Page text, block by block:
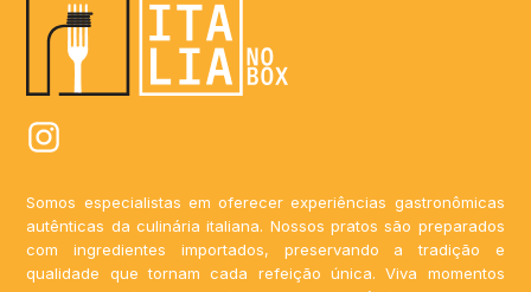
Somos especialistas em oferecer experiências gastronômicas
autênticas da culinária italiana. Nossos pratos são preparados
com ingredientes importados, preservando a tradição e
qualidade que tornam cada refeição única. Viva momentos